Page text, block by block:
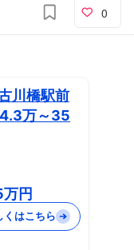
0
川橋駅前
万～35
円
くはこちら